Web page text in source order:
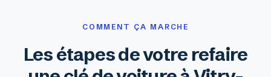
COMMENT ÇA MARCHE
Les étapes de votre refaire